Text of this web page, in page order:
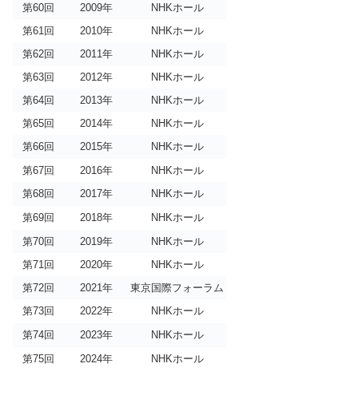
第60回
2009年
NHKホール
第61回
2010年
NHKホール
第62回
2011年
NHKホール
第63回
2012年
NHKホール
第64回
2013年
NHKホール
第65回
2014年
NHKホール
第66回
2015年
NHKホール
第67回
2016年
NHKホール
第68回
2017年
NHKホール
第69回
2018年
NHKホール
第70回
2019年
NHKホール
第71回
2020年
NHKホール
第72回
2021年
東京国際フォーラム
第73回
2022年
NHKホール
第74回
2023年
NHKホール
第75回
2024年 NHKホール